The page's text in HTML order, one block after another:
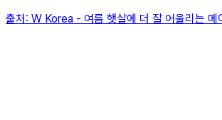
출처: W Korea - 여름 햇살에 더 잘 어울리는